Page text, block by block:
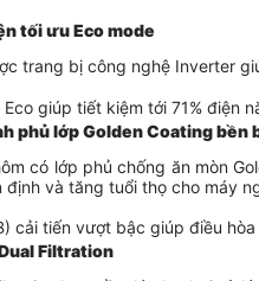
tối ưu Eco mode
trang bị công nghệ Inverter
giúp tiết kiệm tới 71% điện
phủ lớp Golden Coating bền
có lớp phủ chống ăn mòn
định và tăng tuổi thọ cho máy
cải tiến vượt bậc giúp điều hòa
Filtration